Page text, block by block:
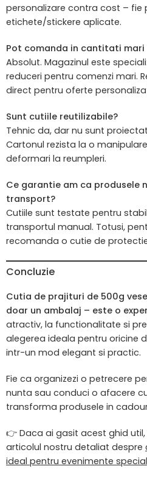
personalizare contra cost – fie
etichete/stickere aplicate.
Pot comanda in cantitati mari
Absolut. Magazinul este
reduceri pentru comenzi mari.
direct pentru oferte
Sunt cutiile reutilizabile?
Tehnic da, dar nu sunt
Cartonul rezista la o
deformari la reumpleri.
Ce garantie am ca produsele
transport?
Cutiile sunt testate pentru
transportul manual. Totusi,
recomanda o cutie de
Concluzie
Cutia de prajituri de 500g
doar un ambalaj – este o
atractiv, la functionalitate si
alegerea ideala pentru oricine
intr-un mod elegant si practic.
Fie ca organizezi o petrecere
nunta sau conduci o afacere
transforma produsele in
👉 Daca ai gasit acest ghid
articolul nostru detaliat despre
ideal pentru evenimente